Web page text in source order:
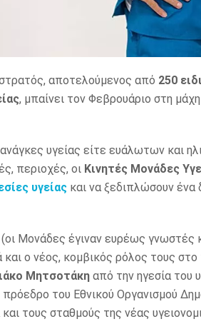
στρατός, αποτελούμενος από 250
, μπαίνει τον Φεβρουάριο στη
υγείας είτε ευάλωτων και
περιοχές, οι Κινητές Μονάδες
υγείας και να ξεδιπλώσουν ένα
Μονάδες έγιναν ευρέως γνωστές
και ο νέος, κομβικός ρόλος τους
Μητσοτάκη από την ηγεσία του
πρόεδρο του Εθνικού Οργανισμού
τους σταθμούς της νέας